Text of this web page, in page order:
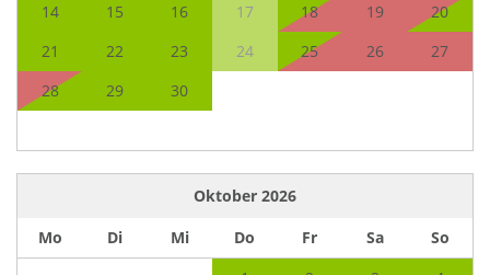
14
15 16 17 18 19
20
21
22 23 24 25 26
27
28
29 30
Oktober 2026
Mo
Di Mi Do Fr Sa
So